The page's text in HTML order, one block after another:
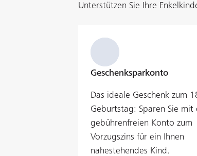
Unterstützen Sie Ihre
Geschenksparkonto
Das ideale Geschenk zum
Geburtstag: Sparen Sie mit
gebührenfreien Konto zum
Vorzugszins für ein Ihnen
nahestehendes Kind.